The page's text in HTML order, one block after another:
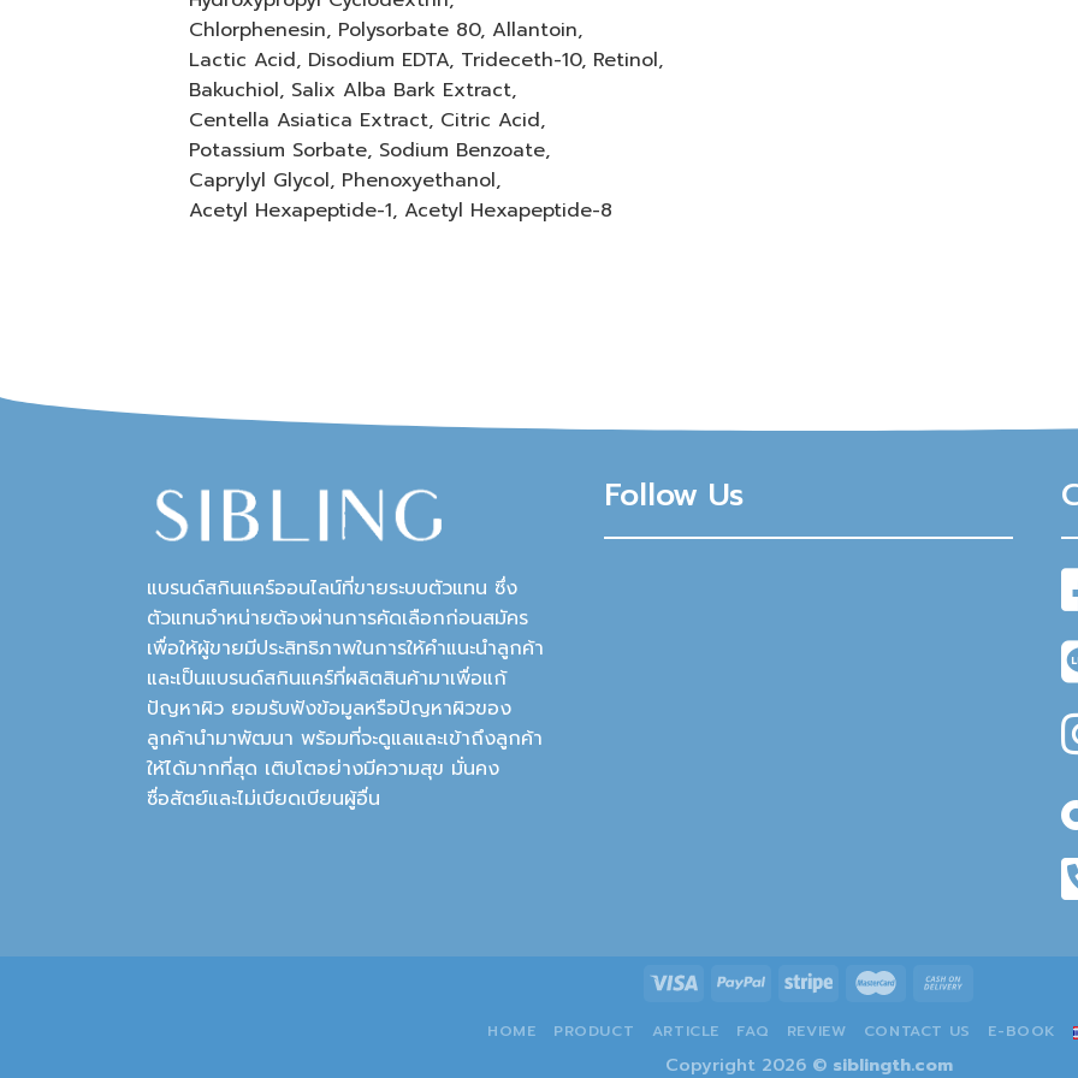
Chlorphenesin, Polysorbate 80, Allantoin,
Lactic Acid, Disodium EDTA, Trideceth-10, Retinol,
Bakuchiol, Salix Alba Bark Extract,
Centella Asiatica Extract, Citric Acid,
Potassium Sorbate, Sodium Benzoate,
Caprylyl Glycol, Phenoxyethanol,
Acetyl Hexapeptide-1, Acetyl Hexapeptide-8
แบรนด์สกินแคร์ออนไลน์ที่ขายระบบตัวแทน ซึ่ง
ตัวแทนจำหน่ายต้องผ่านการคัดเลือกก่อนสมัคร
เพื่อให้ผู้ขายมีประสิทธิภาพในการให้คำแนะนำลูกค้า
และเป็นแบรนด์สกินแคร์ที่ผลิตสินค้ามาเพื่อแก้
ปัญหาผิว ยอมรับฟังข้อมูลหรือปัญหาผิวของ
ลูกค้านำมาพัฒนา พร้อมที่จะดูแลและเข้าถึงลูกค้า
ให้ได้มากที่สุด เติบโตอย่างมีความสุข มั่นคง
ซื่อสัตย์และไม่เบียดเบียนผู้อื่น
Follow Us
HOME PRODUCT ARTICLE FAQ REVIEW CONTACT US E-BOOK
Copyright 2026 © siblingth.com